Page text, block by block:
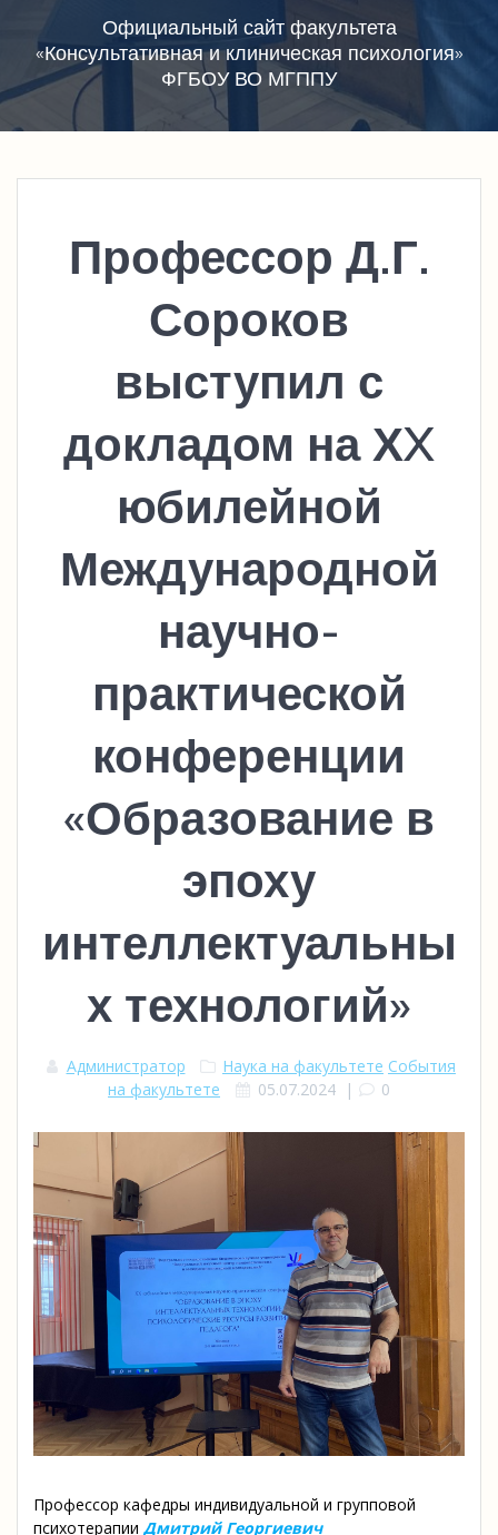
Официальный сайт факультета
«Консультативная и клиническая психология»
ФГБОУ ВО МГППУ
Профессор Д.Г.
Сороков
выступил с
докладом на ХX
юбилейной
Международной
научно-
практической
конференции
«Образование в
эпоху
интеллектуальны
х технологий»
Администратор Наука на факультете События
на факультете
05.07.2024| 0
Профессор кафедры индивидуальной и групповой
психотерапии Дмитрий Георгиевич